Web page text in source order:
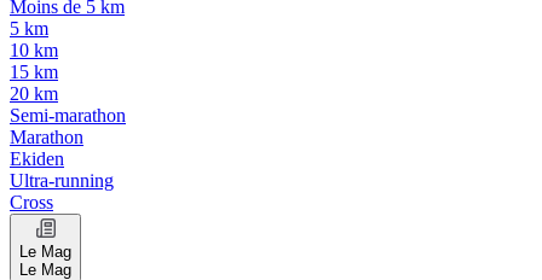
Moins de 5 km
5 km
10 km
15 km
20 km
Semi-marathon
Marathon
Ekiden
Ultra-running
Cross
Le Mag
Le Mag